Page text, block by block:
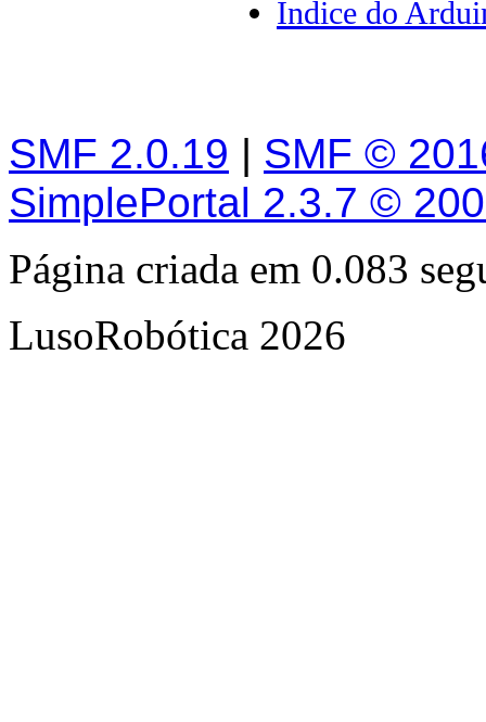
Índice do
SMF 2.0.19 | SMF ©
SimplePortal 2.3.7 ©
Página criada em 0.083
LusoRobótica 2026